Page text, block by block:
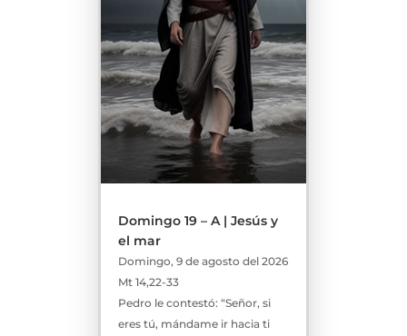
Domingo 19 – A | Jesús y
el mar
Domingo, 9 de agosto del 2026
Mt 14,22-33
Pedro le contestó: “Señor, si
eres tú, mándame ir hacia ti